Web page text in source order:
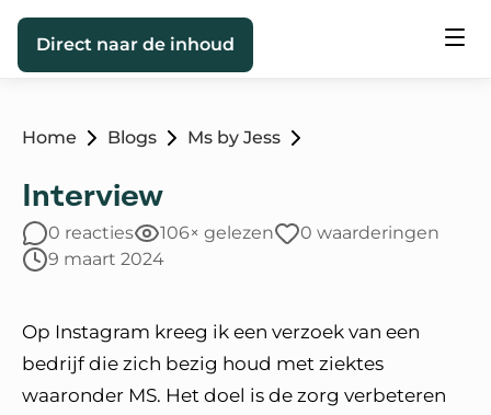
Direct naar de inhoud
Home Blogs Ms by Jess
Interview
0 reacties 106× gelezen
0 waarderingen
9 maart 2024
Op Instagram kreeg ik een verzoek van een
bedrijf die zich bezig houd met ziektes
waaronder MS. Het doel is de zorg verbeteren